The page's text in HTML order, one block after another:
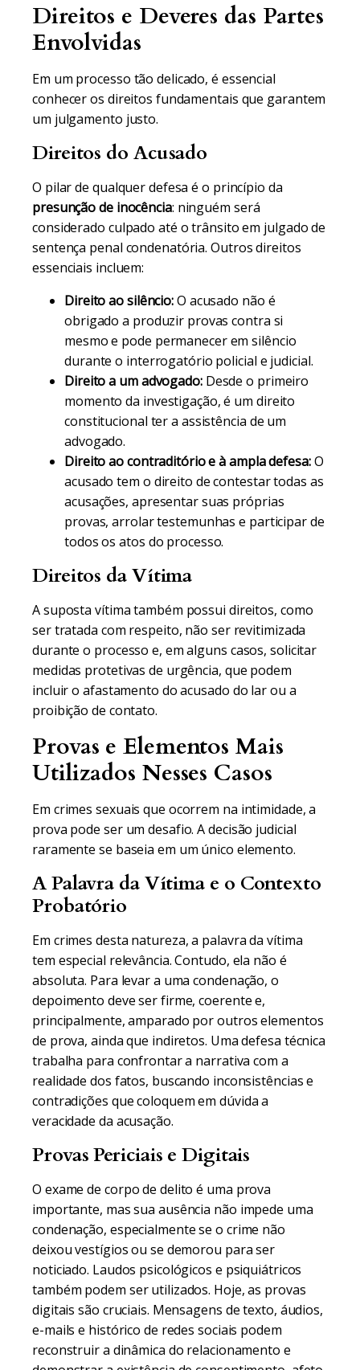
Direitos e Deveres das Partes
Envolvidas
Em um processo tão delicado, é essencial
conhecer os direitos fundamentais que garantem
um julgamento justo.
Direitos do Acusado
O pilar de qualquer defesa é o princípio da
presunção de inocência: ninguém será
considerado culpado até o trânsito em julgado de
sentença penal condenatória. Outros direitos
essenciais incluem:
Direito ao silêncio:O acusado não é
obrigado a produzir provas contra si
mesmo e pode permanecer em silêncio
durante o interrogatório policial e judicial.
Direito a um advogado:Desde o primeiro
momento da investigação, é um direito
constitucional ter a assistência de um
advogado.
Direito ao contraditório e à ampla defesa:O
acusado tem o direito de contestar todas as
acusações, apresentar suas próprias
provas, arrolar testemunhas e participar de
todos os atos do processo.
Direitos da Vítima
A suposta vítima também possui direitos, como
ser tratada com respeito, não ser revitimizada
durante o processo e, em alguns casos, solicitar
medidas protetivas de urgência, que podem
incluir o afastamento do acusado do lar ou a
proibição de contato.
Provas e Elementos Mais
Utilizados Nesses Casos
Em crimes sexuais que ocorrem na intimidade, a
prova pode ser um desafio. A decisão judicial
raramente se baseia em um único elemento.
A Palavra da Vítima e o Contexto
Probatório
Em crimes desta natureza, a palavra da vítima
tem especial relevância. Contudo, ela não é
absoluta. Para levar a uma condenação, o
depoimento deve ser firme, coerente e,
principalmente, amparado por outros elementos
de prova, ainda que indiretos. Uma defesa técnica
trabalha para confrontar a narrativa com a
realidade dos fatos, buscando inconsistências e
contradições que coloquem em dúvida a
veracidade da acusação.
Provas Periciais e Digitais
O exame de corpo de delito é uma prova
importante, mas sua ausência não impede uma
condenação, especialmente se o crime não
deixou vestígios ou se demorou para ser
noticiado. Laudos psicológicos e psiquiátricos
também podem ser utilizados. Hoje, as provas
digitais são cruciais. Mensagens de texto, áudios,
e-mails e histórico de redes sociais podem
reconstruir a dinâmica do relacionamento e